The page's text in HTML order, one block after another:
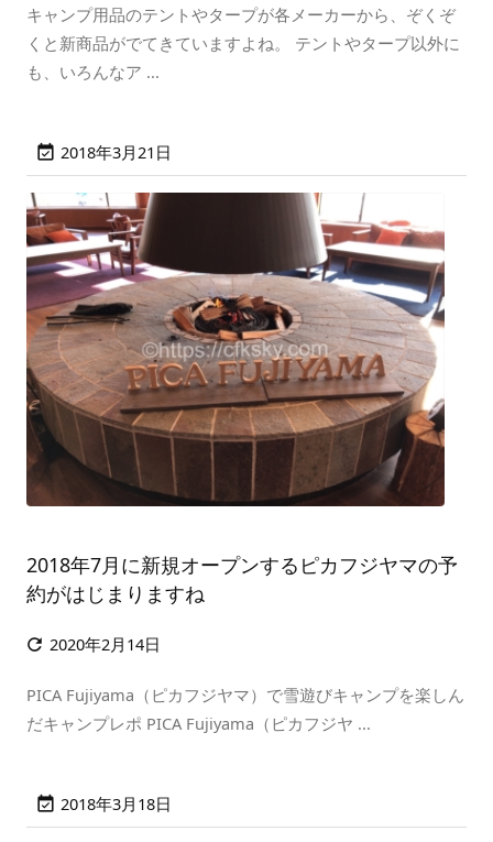
キャンプ用品のテントやタープが各メーカーから、ぞくぞ
くと新商品がでてきていますよね。 テントやタープ以外に
も、いろんなア ...
 2018年3月21日
2018年7月に新規オープンするピカフジヤマの予
約がはじまりますね
 2020年2月14日
PICA Fujiyama（ピカフジヤマ）で雪遊びキャンプを楽しん
だキャンプレポ PICA Fujiyama（ピカフジヤ ...
 2018年3月18日